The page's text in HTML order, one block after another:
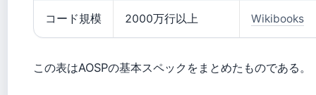
コード規模 2000万行以上 Wikibooks
この表はAOSPの基本スペックをまとめたものである。